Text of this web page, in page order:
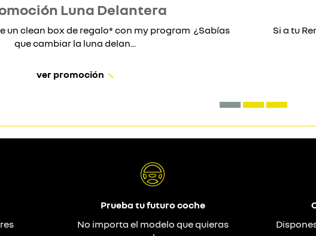
Luna Delantera
un clean box de regalo* con my program ¿Sabías
que cambiar la luna delan...
ver promoción
Si a tu
Prueba tu futuro coche
No importa el modelo que quieras